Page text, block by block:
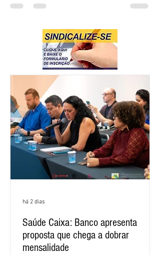
Saúde Caixa: Banco apresenta
proposta que chega a dobrar
mensalidade
há 2 dias